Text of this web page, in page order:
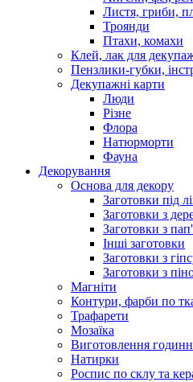
Листя, гриби,
Троянди
Птахи, комахи
Клей, лак для
Пензлики-губки,
Декупажні карти
Люди
Різне
Флора
Натюрморти
Фауна
Декорування
Основа для декору
Заготовки під
Заготовки з
Заготовки з
Інші заготовки
Заготовки з
Заготовки з
Магніти
Контури, фарби по
Трафарети
Мозаїка
Виготовлення
Натирки
Роспис по склу та